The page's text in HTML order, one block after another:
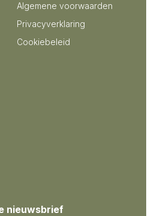
Algemene voorwaarden
Privacyverklaring
Cookiebeleid
nieuwsbrief